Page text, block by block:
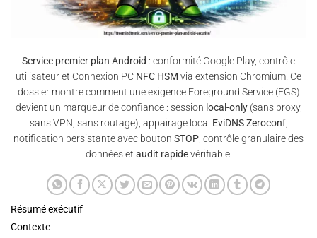
Service premier plan Android : conformité Google Play, contrôle
utilisateur et Connexion PC NFC HSM via extension Chromium. Ce
dossier montre comment une exigence Foreground Service (FGS)
devient un marqueur de confiance : session local-only(sans proxy,
sans VPN, sans routage), appairage local EviDNS Zeroconf,
notification persistante avec bouton STOP , contrôle granulaire des
données et audit rapidevérifiable.
Résumé exécutif
Contexte